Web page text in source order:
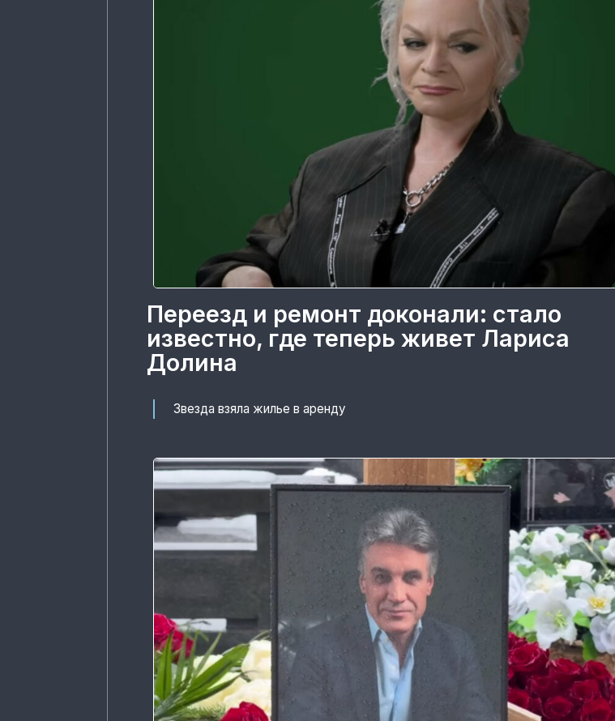
Переезд и ремонт доконали: стало
известно, где теперь живет Лариса
Долина
Звезда взяла жилье в аренду